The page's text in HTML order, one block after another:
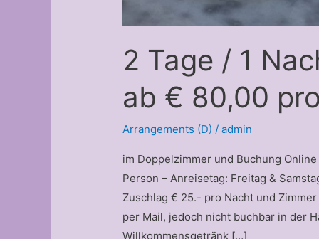
2 Tage / 1
ab € 80,00
Arrangements (D) /admin
im Doppelzimmer und Buchung
Person – Anreisetag: Freitag &
Zuschlag € 25.- pro Nacht und
per Mail, jedoch nicht buchbar in der
Willkommensgetränk […]